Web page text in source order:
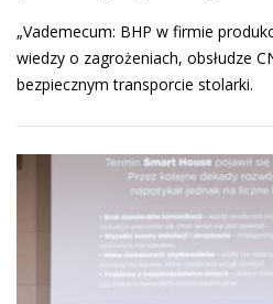
„Vademecum: BHP w firmie
wiedzy o zagrożeniach, obsłudze
bezpiecznym transporcie stolarki.